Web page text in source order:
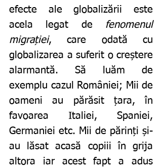
efecte ale globalizării este
acela legat de fenomenul
migrației, care odată cu
globalizarea a suferit o creștere
alarmantă. Să luăm de
exemplu cazul României; Mii de
oameni au părăsit țara, în
favoarea Italiei, Spaniei,
Germaniei etc. Mii de părinți și-
au lăsat acasă copiii în grija
altora iar acest fapt a adus